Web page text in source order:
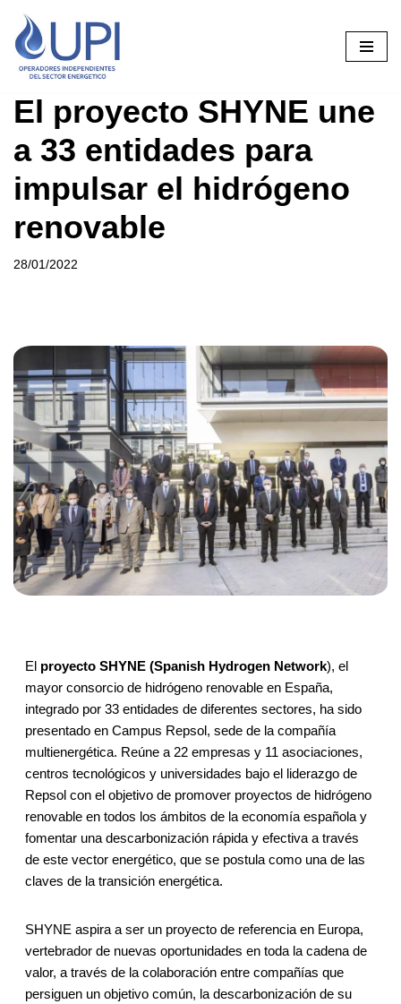
Saltar
al
El proyecto SHYNE une
a 33 entidades para
impulsar el hidrógeno
renovable
28/01/2022
El proyecto SHYNE (Spanish Hydrogen Network), el
mayor consorcio de hidrógeno renovable en España,
integrado por 33 entidades de diferentes sectores, ha sido
presentado en Campus Repsol, sede de la compañía
multienergética. Reúne a 22 empresas y 11 asociaciones,
centros tecnológicos y universidades bajo el liderazgo de
Repsol con el objetivo de promover proyectos de hidrógeno
renovable en todos los ámbitos de la economía española y
fomentar una descarbonización rápida y efectiva a través
de este vector energético, que se postula como una de las
claves de la transición energética.
SHYNE aspira a ser un proyecto de referencia en Europa,
vertebrador de nuevas oportunidades en toda la cadena de
valor, a través de la colaboración entre compañías que
persiguen un objetivo común, la descarbonización de su